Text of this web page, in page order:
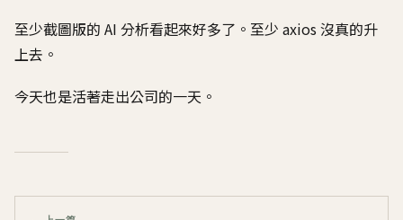
至少截圖版的 AI 分析看起來好多了。至少 axios 沒真的升
上去。
今天也是活著走出公司的一天。